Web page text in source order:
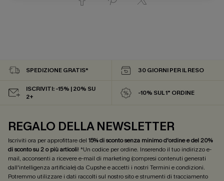
SPEDIZIONE GRATIS* 30 GIORNI PER IL RESO
ISCRIVITI: -15% | 20% SU
2+
-10% SUL 1° ORDINE
REGALO DELLA NEWSLETTER
Iscriviti ora per approfittare del 15% di sconto senza minimo d'ordine e del 20%
di sconto su 2 o più articoli! *Un codice per ordine. Inserendo il tuo indirizzo e-
mail, acconsenti a ricevere e-mail di marketing (compresi contenuti generati
dall'intelligenza artificiale) da Cupshe e accetti i nostri Termini e condizioni.
Potremmo utilizzare i dati raccolti sul nostro sito e strumenti di tracciamento